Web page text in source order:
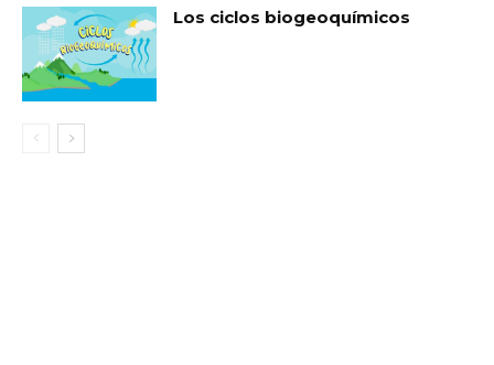
Los ciclos biogeoquímicos